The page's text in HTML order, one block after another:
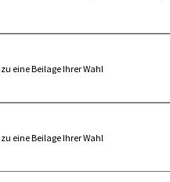
eine Beilage Ihrer Wahl
eine Beilage Ihrer Wahl